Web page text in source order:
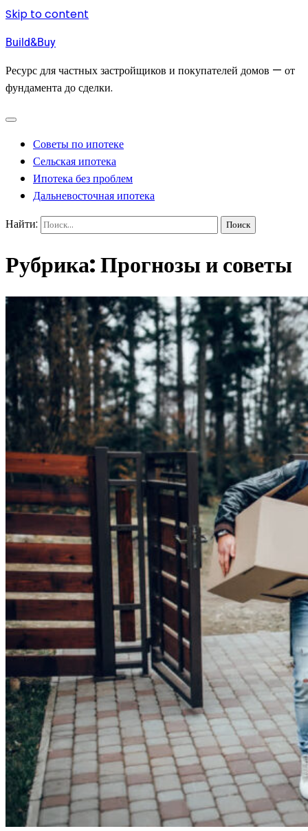
Skip to content
Build&Buy
Ресурс для частных застройщиков и покупателей домов — от
фундамента до сделки.
Советы по ипотеке
Сельская ипотека
Ипотека без проблем
Дальневосточная ипотека
Найти:
Рубрика:Прогнозы и советы